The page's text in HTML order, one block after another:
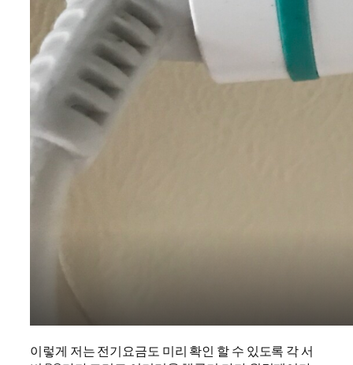
이렇게 저는 전기요금도 미리 확인 할 수 있도록 각 서